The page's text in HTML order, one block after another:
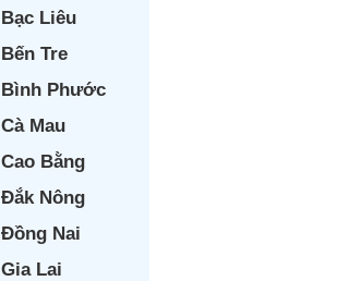
Bạc Liêu
Bến Tre
Bình Phước
Cà Mau
Cao Bằng
Đắk Nông
Đồng Nai
Gia Lai